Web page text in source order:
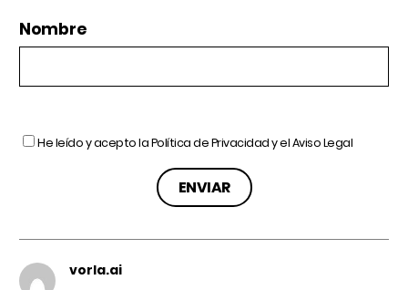
Nombre
He leído y acepto laPolítica de Privacidady elAviso Legal
vorla.ai